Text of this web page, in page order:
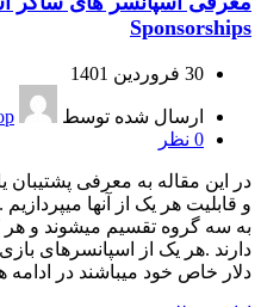
Sponsorships
30 فروردین 1401
ارسال شده توسط
0 نظر
در این مقاله به معرفی پشتیبان
و قابلیت هر یک از آنها
به سه گروه تقسیم میشوند و هر
دارند .هر یک از اسپانسرهای
دلار خاص خود میباشند در